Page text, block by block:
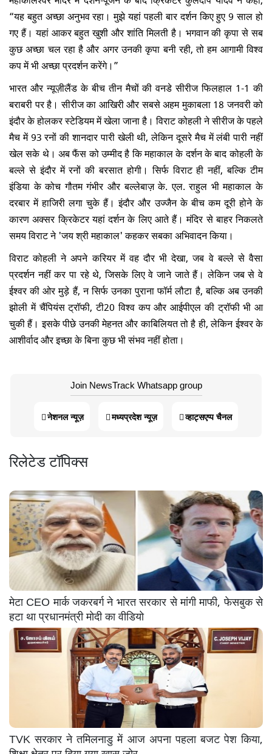
“यह बहुत अच्छा अनुभव रहा। मुझे यहां पहली बार दर्शन किए हुए 9 साल हो
गए हैं। यहां आकर बहुत खुशी और शांति मिलती है। भगवान की कृपा से सब
कुछ अच्छा चल रहा है और अगर उनकी कृपा बनी रही, तो हम आगामी विश्व
कप में भी अच्छा प्रदर्शन करेंगे।”
भारत और न्यूज़ीलैंड के बीच तीन मैचों की वनडे सीरीज फिलहाल 1-1 की
बराबरी पर है। सीरीज का आखिरी और सबसे अहम मुकाबला 18 जनवरी को
इंदौर के होलकर स्टेडियम में खेला जाना है। विराट कोहली ने सीरीज के पहले
मैच में 93 रनों की शानदार पारी खेली थी, लेकिन दूसरे मैच में लंबी पारी नहीं
खेल सके थे। अब फैंस को उम्मीद है कि महाकाल के दर्शन के बाद कोहली के
बल्ले से इंदौर में रनों की बरसात होगी। सिर्फ विराट ही नहीं, बल्कि टीम
इंडिया के कोच गौतम गंभीर और बल्लेबाज़ के. एल. राहुल भी महाकाल के
दरबार में हाजिरी लगा चुके हैं। इंदौर और उज्जैन के बीच कम दूरी होने के
कारण अक्सर क्रिकेटर यहां दर्शन के लिए आते हैं। मंदिर से बाहर निकलते
समय विराट ने 'जय श्री महाकाल' कहकर सबका अभिवादन किया।
विराट कोहली ने अपने करियर में वह दौर भी देखा, जब वे बल्ले से वैसा
प्रदर्शन नहीं कर पा रहे थे, जिसके लिए वे जाने जाते हैं। लेकिन जब से वे
ईश्वर की ओर मुड़े हैं, न सिर्फ उनका पुराना फॉर्म लौटा है, बल्कि अब उनकी
झोली में चैंपियंस ट्रॉफी, टी20 विश्व कप और आईपीएल की ट्रॉफी भी आ
चुकी हैं। इसके पीछे उनकी मेहनत और काबिलियत तो है ही, लेकिन ईश्वर के
आशीर्वाद और इच्छा के बिना कुछ भी संभव नहीं होता।
Join NewsTrack Whatsapp group
नेशनल न्यूज़ मध्यप्रदेश न्यूज़ व्हाट्सएप्प चैनल
रिलेटेड टॉपिक्स
मेटा CEO मार्क जकरबर्ग ने भारत सरकार से मांगी माफी, फेसबुक से
हटा था प्रधानमंत्री मोदी का वीडियो
TVK सरकार ने तमिलनाडु में आज अपना पहला बजट पेश किया,